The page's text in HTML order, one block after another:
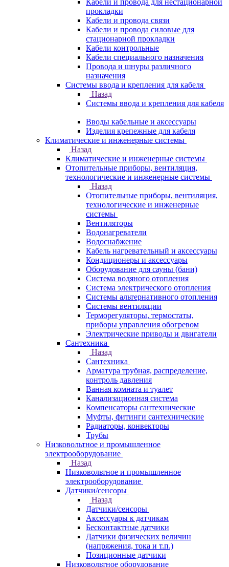
Кабели и провода для нестационарной
прокладки
Кабели и провода связи
Кабели и провода силовые для
стационарной прокладки
Кабели контрольные
Кабели специального назначения
Провода и шнуры различного
назначения
Системы ввода и крепления для кабеля
Назад
Системы ввода и крепления для кабеля
Вводы кабельные и аксессуары
Изделия крепежные для кабеля
Климатические и инженерные системы
Назад
Климатические и инженерные системы
Отопительные приборы, вентиляция,
технологические и инженерные системы
Назад
Отопительные приборы, вентиляция,
технологические и инженерные
системы
Вентиляторы
Водонагреватели
Водоснабжение
Кабель нагревательный и аксессуары
Кондиционеры и аксессуары
Оборудование для сауны (бани)
Система водяного отопления
Система электрического отопления
Системы альтернативного отопления
Системы вентиляции
Терморегуляторы, термостаты,
приборы управления обогревом
Электрические приводы и двигатели
Сантехника
Назад
Сантехника
Арматура трубная, распределение,
контроль давления
Ванная комната и туалет
Канализационная система
Компенсаторы сантехнические
Муфты, фитинги сантехнические
Радиаторы, конвекторы
Трубы
Низковольтное и промышленное
электрооборудование
Назад
Низковольтное и промышленное
электрооборудование
Датчики/сенсоры
Назад
Датчики/сенсоры
Аксессуары к датчикам
Бесконтактные датчики
Датчики физических величин
(напряжения, тока и т.п.)
Позиционные датчики
Низковольтное оборудование